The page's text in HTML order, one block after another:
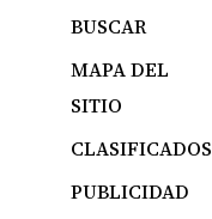
BUSCAR
MAPA DEL
SITIO
CLASIFICADOS
PUBLICIDAD